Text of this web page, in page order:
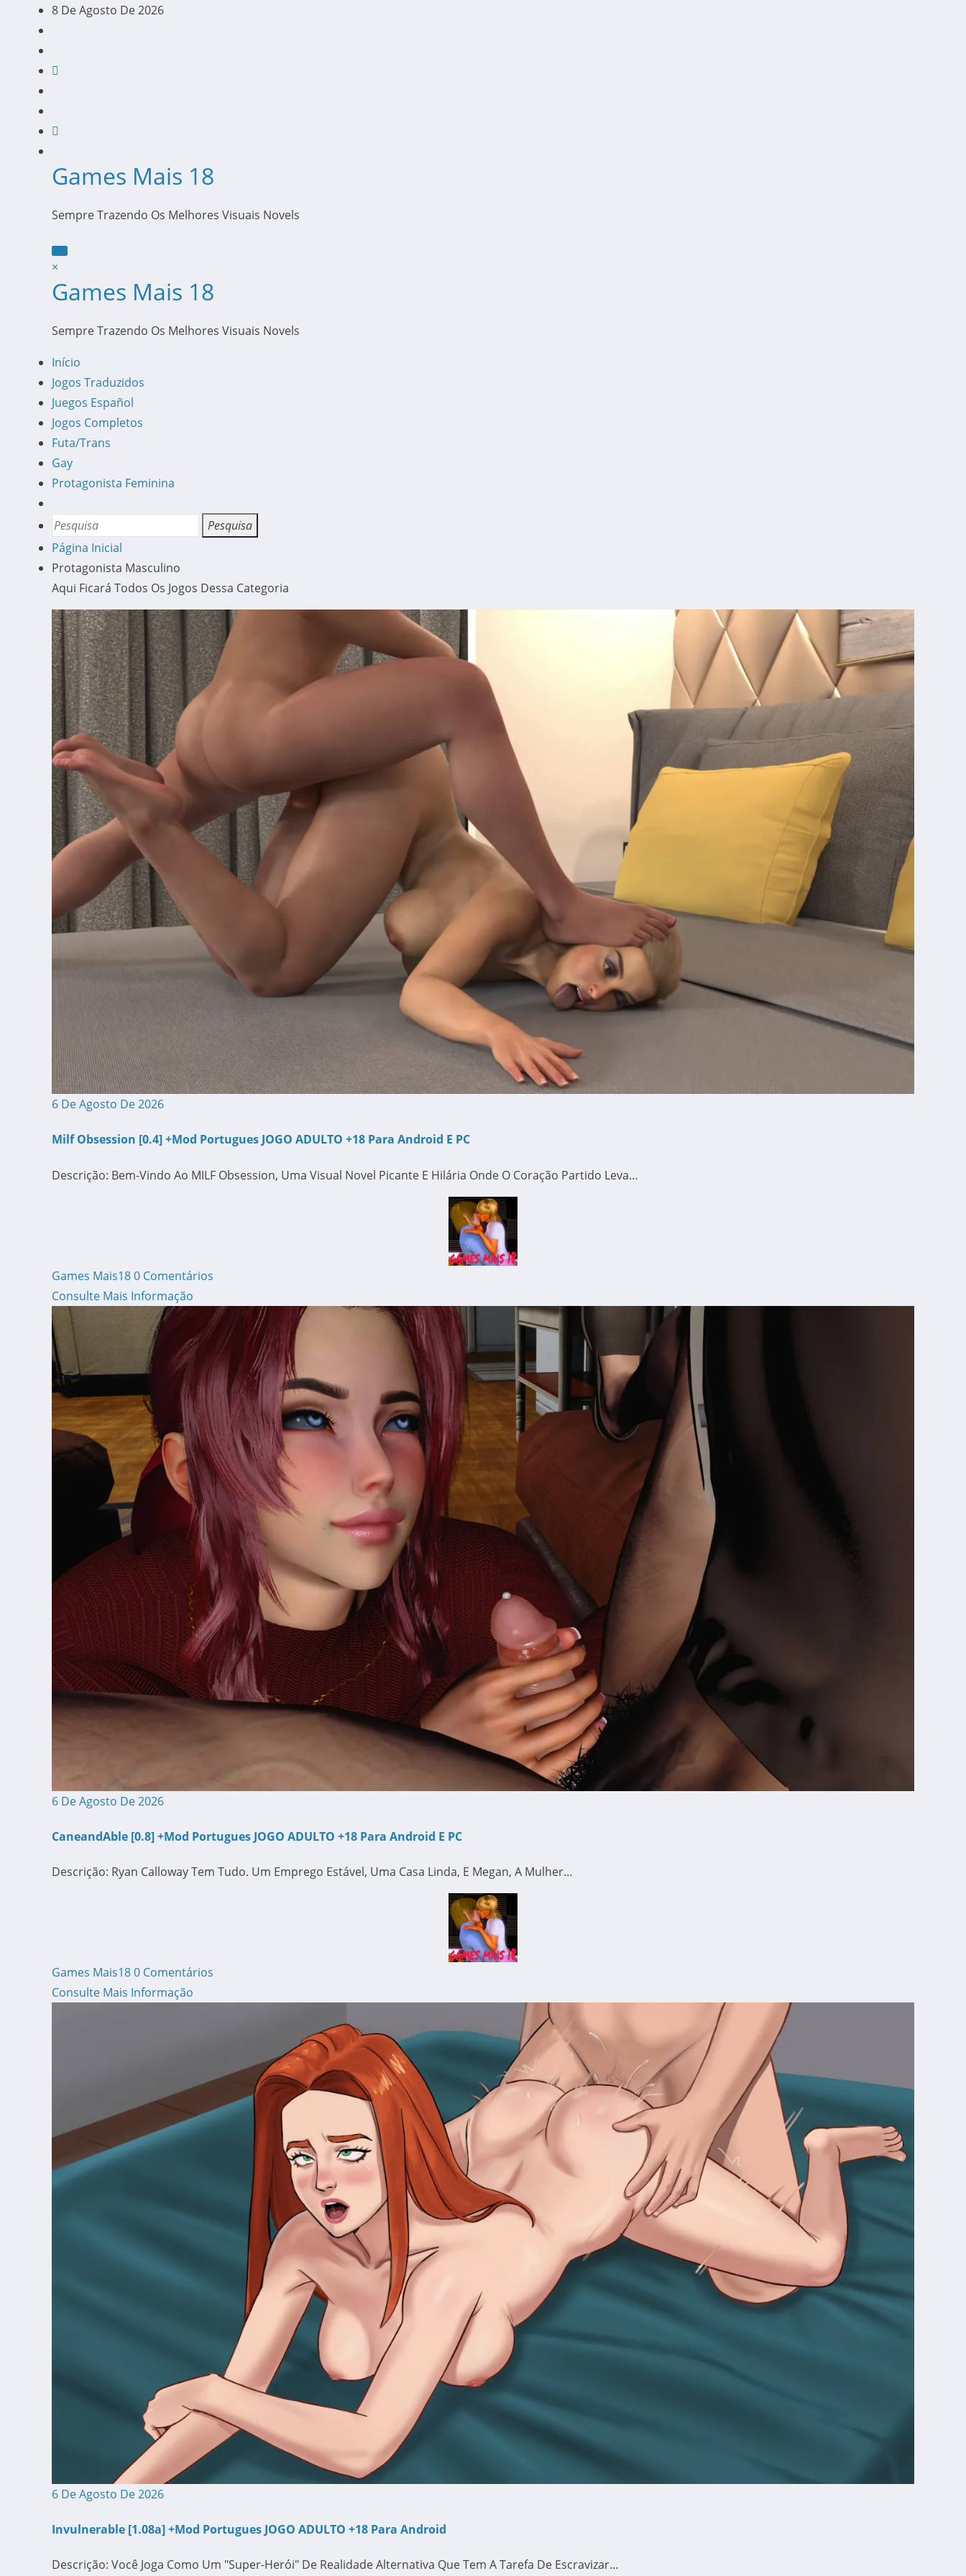
Pular
Conteúdo
8 De Agosto De 2026
Games Mais 18
Sempre Trazendo Os Melhores Visuais Novels
×
Games Mais 18
Sempre Trazendo Os Melhores Visuais Novels
Início
Jogos Traduzidos
Juegos Español
Jogos Completos
Futa/Trans
Gay
Protagonista Feminina
Página Inicial
Protagonista Masculino
Aqui Ficará Todos Os Jogos Dessa Categoria
6 De Agosto De 2026
Milf Obsession [0.4] +Mod Portugues JOGO ADULTO +18 Para Android E PC
Descrição: Bem-Vindo Ao MILF Obsession, Uma Visual Novel Picante E Hilária Onde O Coração Partido Leva…
Games Mais180 Comentários
Consulte Mais Informação
6 De Agosto De 2026
CaneandAble [0.8] +Mod Portugues JOGO ADULTO +18 Para Android E PC
Descrição: Ryan Calloway Tem Tudo. Um Emprego Estável, Uma Casa Linda, E Megan, A Mulher…
Games Mais180 Comentários
Consulte Mais Informação
6 De Agosto De 2026
Invulnerable [1.08a] +Mod Portugues JOGO ADULTO +18 Para Android
Descrição: Você Joga Como Um "super-Herói" De Realidade Alternativa Que Tem A Tarefa De Escravizar…